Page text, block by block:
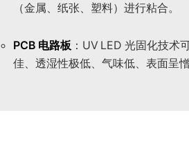
（金属、纸张、塑料）进行粘合。
PCB 电路板：UV LED 光固化技术
佳、透湿性极低、气味低、表面呈